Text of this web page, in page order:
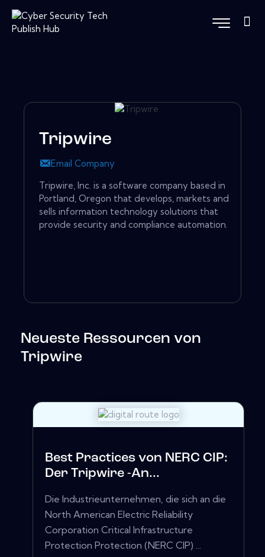
Tripwire
Email Company
Tripwire, Inc. is a software company based in
Portland, Oregon that develops, markets and
sells information technology solutions that
provide security and compliance automation.
Neueste Ressourcen von
Tripwire
Best Practices von NERC CIP:
Der Tripwire -An...
Die Industrieunternehmen, die sich an die
North American Electric Reliability
Corporation Critical Infrastructure
Protection Protection (NERC CIP) ...